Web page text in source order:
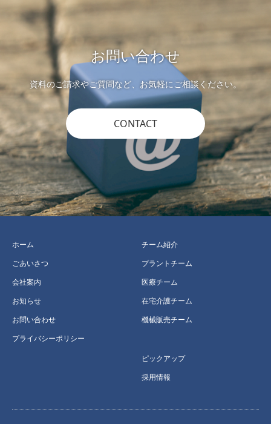
お問い合わせ
資料のご請求やご質問など、お気軽にご相談ください。
CONTACT
ホーム
ごあいさつ
会社案内
お知らせ
お問い合わせ
プライバシーポリシー
チーム紹介
プラントチーム
医療チーム
在宅介護チーム
機械販売チーム
ピックアップ
採用情報